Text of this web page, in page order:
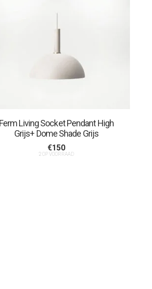
Ferm Living Socket Pendant High
Grijs+ Dome Shade Grijs
€150
2 OP VOORRAAD